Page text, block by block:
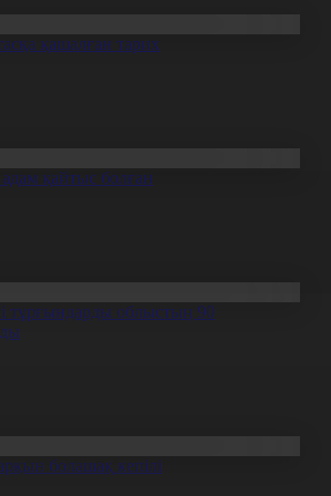
қашалған тарих
қайтыс болған
тұрғындарды облыстың 90
болашақ кепілі